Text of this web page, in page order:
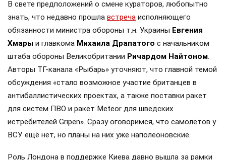
В свете предположений о смене кураторов, любопытно
знать, что недавно прошла встреча исполняющего
обязанности министра обороны т.н. Украины Евгения
Хмары и главкома Михаила Драпатого с начальником
штаба обороны Великобритании Ричардом Найтоном.
Авторы ТГ-канала «Рыбарь» уточняют, что главной темой
обсуждения «стало возможное участие британцев в
антибаллистических проектах, а также поставки ракет
для систем ПВО и ракет Meteor для шведских
истребителей Gripen». Сразу оговоримся, что самолётов у
ВСУ ещё нет, но планы на них уже наполеоновские.
Роль Лондона в поддержке Киева давно вышла за рамки